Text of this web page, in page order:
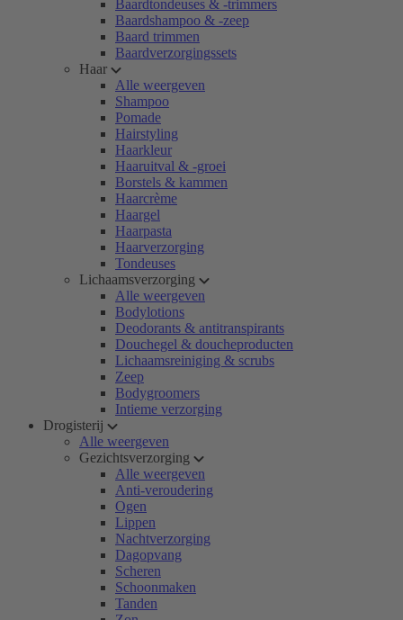
Baardtondeuses & -trimmers
Baardshampoo & -zeep
Baard trimmen
Baardverzorgingssets
Haar
Alle weergeven
Shampoo
Pomade
Hairstyling
Haarkleur
Haaruitval & -groei
Borstels & kammen
Haarcrème
Haargel
Haarpasta
Haarverzorging
Tondeuses
Lichaamsverzorging
Alle weergeven
Bodylotions
Deodorants & antitranspirants
Douchegel & doucheproducten
Lichaamsreiniging & scrubs
Zeep
Bodygroomers
Intieme verzorging
Drogisterij
Alle weergeven
Gezichtsverzorging
Alle weergeven
Anti-veroudering
Ogen
Lippen
Nachtverzorging
Dagopvang
Scheren
Schoonmaken
Tanden